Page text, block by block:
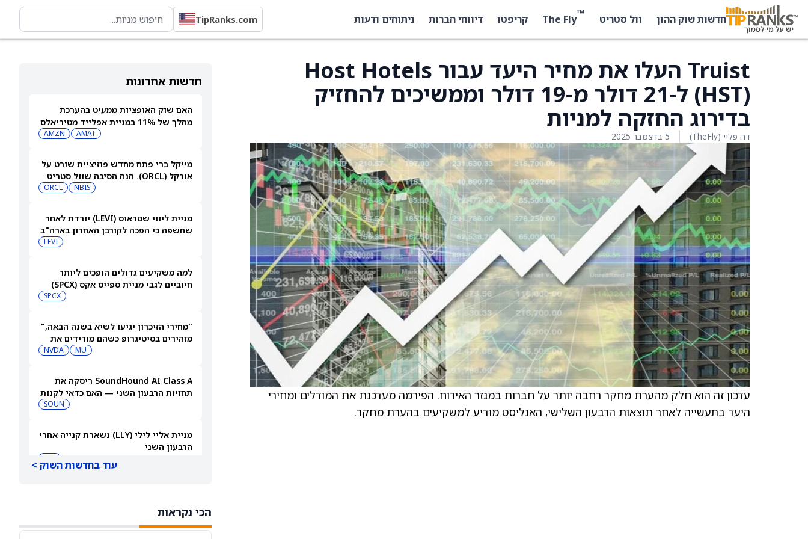
חדשות שוק ההון וול סטריט ™
The Fly קריפטו דיווחי חברות ניתוחים ודעות TipRanks.com
חדשות אחרונות
האם שוק האופציות ממעיט בהערכת
מהלך של 11% במניית אפלייד מטיריאלס
AMAT
AMZN
מייקל ברי פתח מחדש פוזיציית שורט על
אורקל (ORCL). הנה הסיבה שוול סטריט
NBIS
ORCL
מניית ליווי שטראוס (LEVI) יורדת לאחר
שחשפה כי הפכה לקורבן האחרון בארה"ב
LEVI
למה משקיעים גדולים הופכים ליותר
חיוביים לגבי מניית ספייס אקס (SPCX)
SPCX
"מחירי הזיכרון יגיעו לשיא בשנה הבאה,"
מזהירים בסיטיגרופ כשהם מורידים את
מחיר היעד של מניית מיקרון טכנולוג'י
MU
NVDA
SoundHound AI Class A ריסקה את
תחזיות הרבעון השני — האם כדאי לקנות
SOUN
מניית אליי לילי (LLY) נשארת קנייה אחרי
הרבעון השני
הדוח
עוד בחדשות השוק >
הכי נקראות
Truist העלו את מחיר היעד עבור Host Hotels
(HST) ל-21 דולר מ-19 דולר וממשיכים להחזיק
בדירוג החזקה למניות
דה פליי (TheFly) 5 בדצמבר 2025
עדכון זה הוא חלק מהערת מחקר רחבה יותר על חברות במגזר האירוח. הפירמה מעדכנת את המודלים ומחירי
היעד בתעשייה לאחר תוצאות הרבעון השלישי, האנליסט מודיע למשקיעים בהערת מחקר.